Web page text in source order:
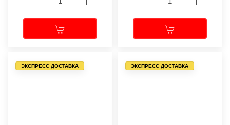
ЭКСПРЕСС ДОСТАВКА ЭКСПРЕСС ДОСТАВКА